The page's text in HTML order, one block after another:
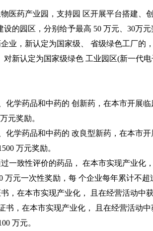
医药产业园，支持园 区开展平台搭建、
的园区，分别给予最高 50 万元、30万元
业，新认定为国家级、 省级绿色工厂的
新认定为国家级绿色 工业园区(新一代
化学药品和中药的 创新药，在本市开展
元奖励。
化学药品和中药的 改良型新药，在本市
万元奖励。
一致性评价的药品， 在本市实现产业化
元一次性奖励，每 个企业每年累计不超
，在本市实现产业化， 且在经营活动中
书，在本市实现产业化， 且在经营活动
万元。